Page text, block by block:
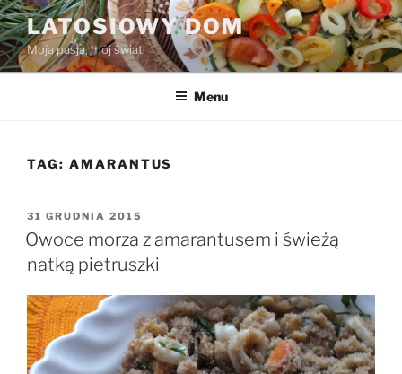
Przejdź
do
treści
LATOSIOWY DOM
Moja pasja, mój świat.
Menu
TAG: AMARANTUS
OPUBLIKOWANE
W
31 GRUDNIA 2015
Owoce morza z amarantusem i świeżą
natką pietruszki